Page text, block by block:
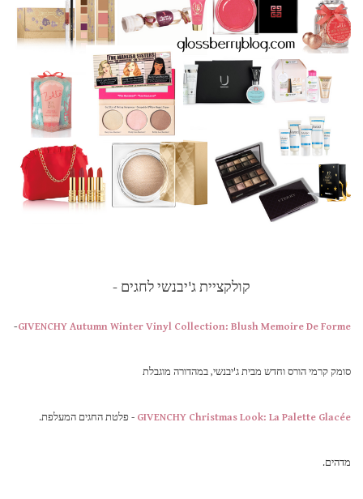
קולקציית ג'יבנשי לחגים -
GIVENCHY Autumn Winter Vinyl Collection: Blush Memoire De Forme
-
סומק קרמי הורס וחדש מבית ג'יבנשי, במהדורה מוגבלת
GIVENCHY Christmas Look: La Palette Glacée - פלטת החגים המעלפת.
מדהים.